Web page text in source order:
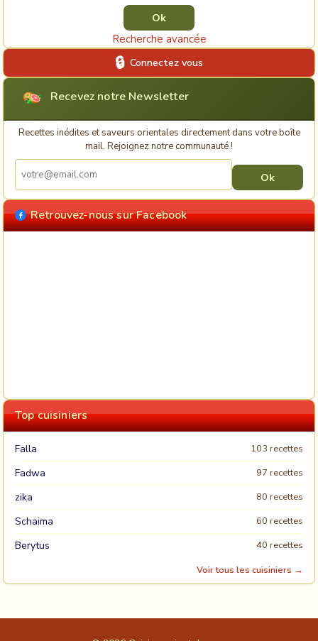
Recherche avancée
Connectez vous
Recevez notre Newsletter
Recettes inédites et saveurs orientales directement dans votre boîte
mail. Rejoignez notre communauté !
Retrouvez-nous sur Facebook
Top cuisiniers
Falla 103 recettes
Fadwa 97 recettes
zika 80 recettes
Schaima 60 recettes
Berytus
40 recettes
Voir tous les cuisiniers →